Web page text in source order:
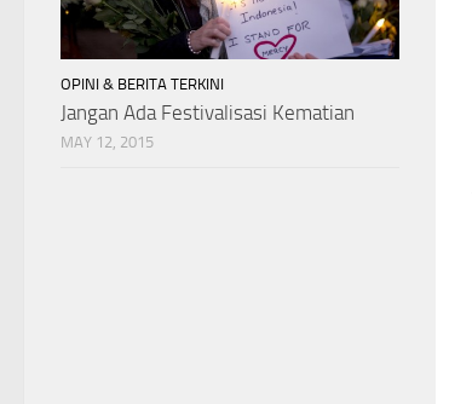
OPINI & BERITA TERKINI
Jangan Ada Festivalisasi Kematian
MAY 12, 2015